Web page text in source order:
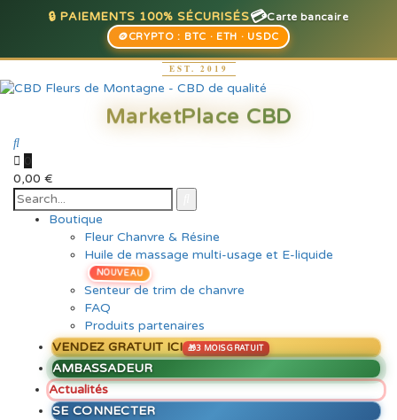
🔒 PAIEMENTS 100% SÉCURISÉS💳Carte bancaire
🪙CRYPTO : BTC · ETH · USDC
0
0,00 €
Boutique
Fleur Chanvre & Résine
Huile de massage multi-usage et E-liquide
NOUVEAU
Senteur de trim de chanvre
FAQ
Produits partenaires
VENDEZ GRATUIT ICI
AMBASSADEUR
Actualités
SE CONNECTER